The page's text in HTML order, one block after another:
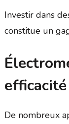
Investir dans
constitue un
De nombreux